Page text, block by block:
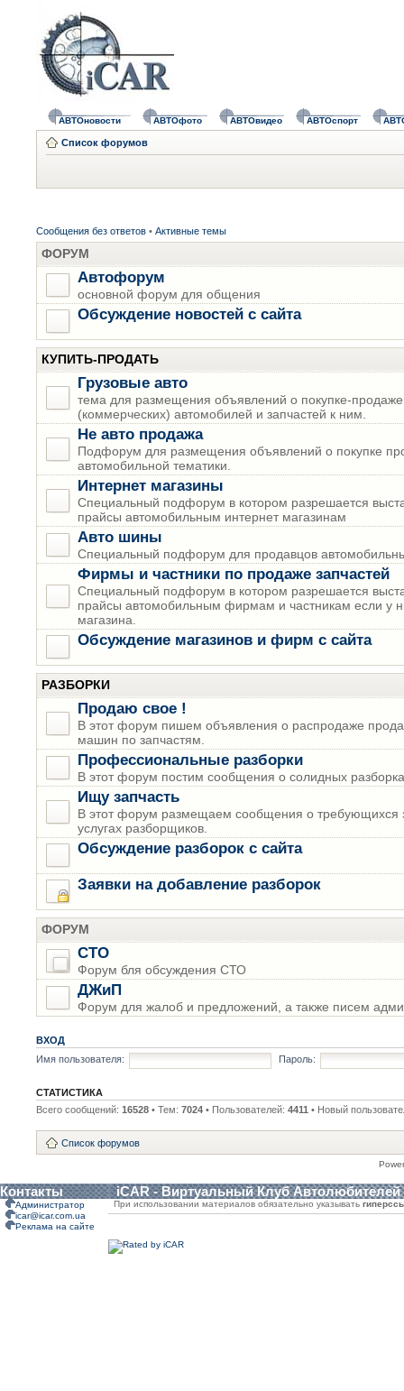
АВТОновости АВТОфото АВТОвидео АВТОспорт
Список форумов
Сообщения без ответов • Активные темы
ФОРУМ
Автофорум
основной форум для общения
Обсуждение новостей с сайта
КУПИТЬ-ПРОДАТЬ
Грузовые авто
тема для размещения объявлений о покупке-продаже
(коммерческих) автомобилей и запчастей к ним.
Не авто продажа
Подфорум для размещения объявлений о покупке
автомобильной тематики.
Интернет магазины
Специальный подфорум в котором разрешается
прайсы автомобильным интернет магазинам
Авто шины
Специальный подфорум для продавцов
Фирмы и частники по продаже запчастей
Специальный подфорум в котором разрешается
прайсы автомобильным фирмам и частникам если у
магазина.
Обсуждение магазинов и фирм с сайта
РАЗБОРКИ
Продаю свое !
В этот форум пишем объявления о распродаже
машин по запчастям.
Профессиональные разборки
В этот форум постим сообщения о солидных
Ищу запчасть
В этот форум размещаем сообщения о требующихся
услугах разборщиков.
Обсуждение разборок с сайта
Заявки на добавление разборок
ФОРУМ
СТО
Форум бля обсуждения СТО
ДЖиП
Форум для жалоб и предложений, а также писем
ВХОД
Имя пользователя:
Пароль:
СТАТИСТИКА
Всего сообщений: 16528 • Тем: 7024 • Пользователей: 4411 • Новый
Список форумов
Контакты iCAR - Виртуальный Клуб Автолюбителей
Администратор
icar@icar.com.ua
Реклама на сайте
При использовании материалов обязательно указывать